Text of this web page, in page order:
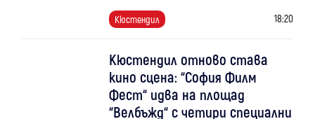
Кюстендил 18:20
Кюстендил отново става
кино сцена: “София Филм
Фест“ идва на площад
“Велбъжд“ с четири специални